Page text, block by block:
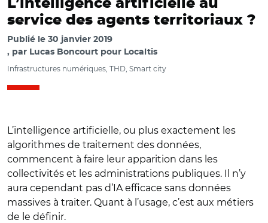
L’intelligence artificielle au
service des agents territoriaux ?
Publié le 30 janvier 2019
par Lucas Boncourt pour Localtis
Infrastructures numériques, THD, Smart city
L’intelligence artificielle, ou plus exactement les
algorithmes de traitement des données,
commencent à faire leur apparition dans les
collectivités et les administrations publiques. Il n’y
aura cependant pas d’IA efficace sans données
massives à traiter. Quant à l’usage, c’est aux métiers
de le définir.